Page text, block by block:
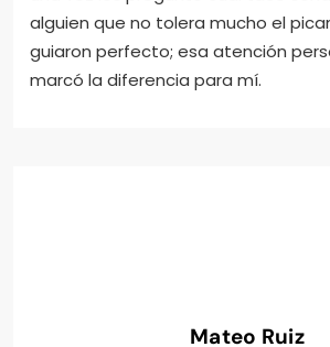
enriquecedora. En una ocasión,
descubrí combinaciones que no
solo, y eso para mí fue un gran